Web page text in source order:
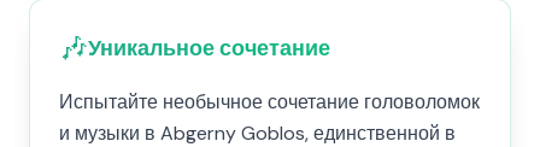
🎶Уникальное сочетание
Испытайте необычное сочетание головоломок
и музыки в Abgerny Goblos, единственной в